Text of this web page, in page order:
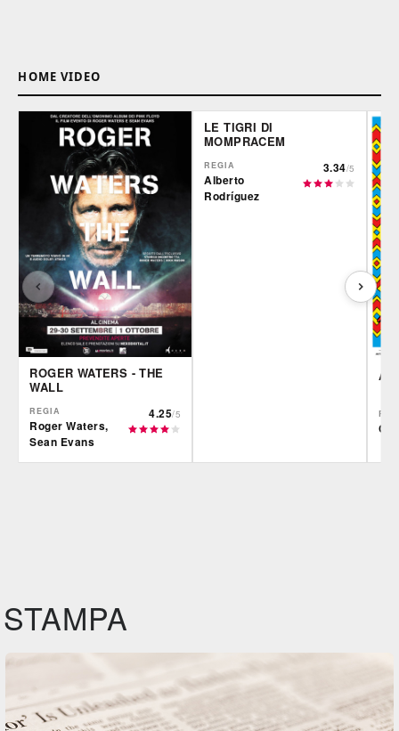
HOME VIDEO
ROGER WATERS - THE
WALL
REGIA
Roger Waters,
Sean Evans
4.25/5
LE TIGRI DI
MOMPRACEM
REGIA
Alberto
Rodríguez
3.34/5
STAMPA